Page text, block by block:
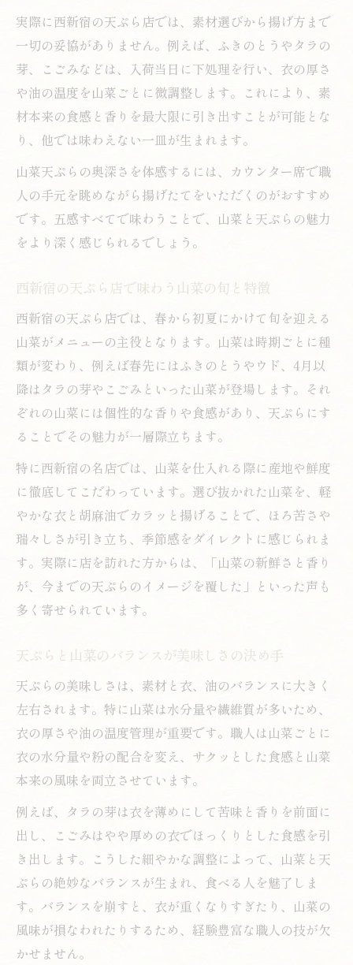
実際に西新宿の天ぷら店では、素材選びから揚げ方まで
一切の妥協がありません。例えば、ふきのとうやタラの
芽、こごみなどは、入荷当日に下処理を行い、衣の厚さ
や油の温度を山菜ごとに微調整します。これにより、素
材本来の食感と香りを最大限に引き出すことが可能とな
り、他では味わえない一皿が生まれます。
山菜天ぷらの奥深さを体感するには、カウンター席で職
人の手元を眺めながら揚げたてをいただくのがおすすめ
です。五感すべてで味わうことで、山菜と天ぷらの魅力
をより深く感じられるでしょう。
西新宿の天ぷら店で味わう山菜の旬と特徴
西新宿の天ぷら店では、春から初夏にかけて旬を迎える
山菜がメニューの主役となります。山菜は時期ごとに種
類が変わり、例えば春先にはふきのとうやウド、4月以
降はタラの芽やこごみといった山菜が登場します。それ
ぞれの山菜には個性的な香りや食感があり、天ぷらにす
ることでその魅力が一層際立ちます。
特に西新宿の名店では、山菜を仕入れる際に産地や鮮度
に徹底してこだわっています。選び抜かれた山菜を、軽
やかな衣と胡麻油でカラッと揚げることで、ほろ苦さや
瑞々しさが引き立ち、季節感をダイレクトに感じられま
す。実際に店を訪れた方からは、「山菜の新鮮さと香り
が、今までの天ぷらのイメージを覆した」といった声も
多く寄せられています。
天ぷらと山菜のバランスが美味しさの決め手
天ぷらの美味しさは、素材と衣、油のバランスに大きく
左右されます。特に山菜は水分量や繊維質が多いため、
衣の厚さや油の温度管理が重要です。職人は山菜ごとに
衣の水分量や粉の配合を変え、サクッとした食感と山菜
本来の風味を両立させています。
例えば、タラの芽は衣を薄めにして苦味と香りを前面に
出し、こごみはやや厚めの衣でほっくりとした食感を引
き出します。こうした細やかな調整によって、山菜と天
ぷらの絶妙なバランスが生まれ、食べる人を魅了しま
す。バランスを崩すと、衣が重くなりすぎたり、山菜の
風味が損なわれたりするため、経験豊富な職人の技が欠
かせません。